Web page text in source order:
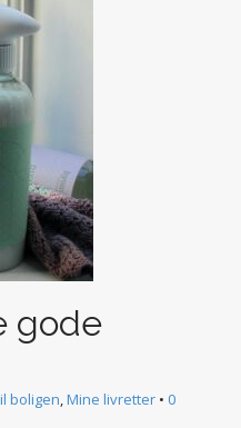
gode
boligen,Mine livretter • 0